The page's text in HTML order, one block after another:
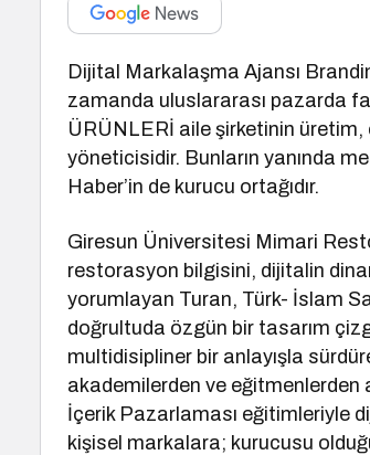
Dijital Markalaşma Ajansı
zamanda uluslararası pazarda
ÜRÜNLERİ aile şirketinin
yöneticisidir. Bunların yanında
Haber’in de kurucu ortağıdır.
Giresun Üniversitesi Mimari
restorasyon bilgisini, dijitalin
yorumlayan Turan, Türk- İslam
doğrultuda özgün bir tasarım
multidisipliner bir anlayışla
akademilerden ve
İçerik Pazarlaması eğitimleriyle
kişisel markalara; kurucusu